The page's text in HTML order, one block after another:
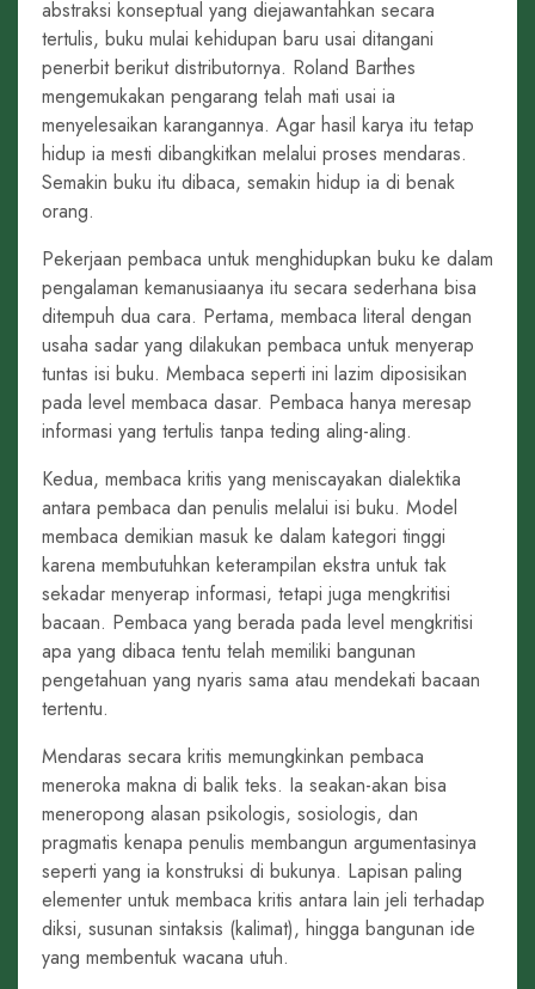
abstraksi konseptual yang diejawantahkan secara
tertulis, buku mulai kehidupan baru usai ditangani
penerbit berikut distributornya. Roland Barthes
mengemukakan pengarang telah mati usai ia
menyelesaikan karangannya. Agar hasil karya itu tetap
hidup ia mesti dibangkitkan melalui proses mendaras.
Semakin buku itu dibaca, semakin hidup ia di benak
orang.
Pekerjaan pembaca untuk menghidupkan buku ke dalam
pengalaman kemanusiaanya itu secara sederhana bisa
ditempuh dua cara. Pertama, membaca literal dengan
usaha sadar yang dilakukan pembaca untuk menyerap
tuntas isi buku. Membaca seperti ini lazim diposisikan
pada level membaca dasar. Pembaca hanya meresap
informasi yang tertulis tanpa teding aling-aling.
Kedua, membaca kritis yang meniscayakan dialektika
antara pembaca dan penulis melalui isi buku. Model
membaca demikian masuk ke dalam kategori tinggi
karena membutuhkan keterampilan ekstra untuk tak
sekadar menyerap informasi, tetapi juga mengkritisi
bacaan. Pembaca yang berada pada level mengkritisi
apa yang dibaca tentu telah memiliki bangunan
pengetahuan yang nyaris sama atau mendekati bacaan
tertentu.
Mendaras secara kritis memungkinkan pembaca
meneroka makna di balik teks. Ia seakan-akan bisa
meneropong alasan psikologis, sosiologis, dan
pragmatis kenapa penulis membangun argumentasinya
seperti yang ia konstruksi di bukunya. Lapisan paling
elementer untuk membaca kritis antara lain jeli terhadap
diksi, susunan sintaksis (kalimat), hingga bangunan ide
yang membentuk wacana utuh.